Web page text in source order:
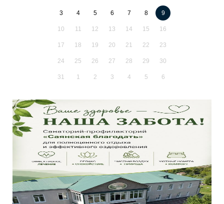
3 4 5 6 7 8 9
10 11 12 13 14 15 16
17 18 19 20 21 22 23
24 25 26 27 28 29 30
31 1 2 3 4 5 6